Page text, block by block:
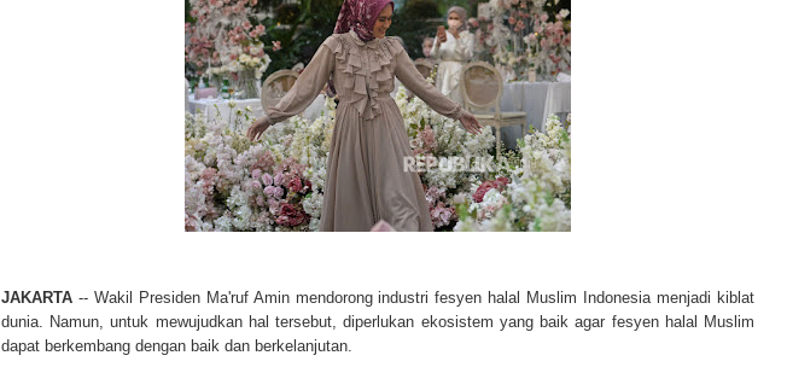
JAKARTA -- Wakil Presiden Ma'ruf Amin mendorong industri fesyen halal Muslim Indonesia menjadi kiblat
dunia. Namun, untuk mewujudkan hal tersebut, diperlukan ekosistem yang baik agar fesyen halal Muslim
dapat berkembang dengan baik dan berkelanjutan.